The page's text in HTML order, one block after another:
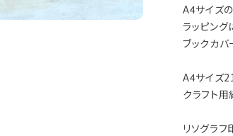
A4サイズ
ラッピング
ブックカバ
A4サイズ
クラフト用
リソグラ